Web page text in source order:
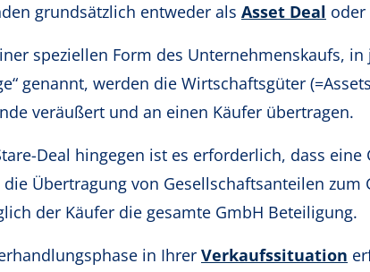
grundsätzlich entweder als Asset Deal oder
speziellen Form des Unternehmenskaufs,
genannt, werden die Wirtschaftsgüter
veräußert und an einen Käufer übertragen.
Deal hingegen ist es erforderlich, dass eine
Übertragung von Gesellschaftsanteilen zum
der Käufer die gesamte GmbH Beteiligung.
in Ihrer Verkaufssituation